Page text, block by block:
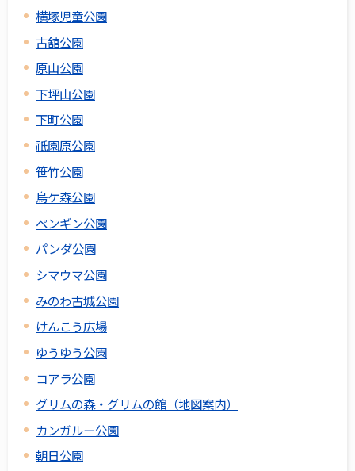
横塚児童公園
古舘公園
原山公園
下坪山公園
下町公園
祇園原公園
笹竹公園
烏ケ森公園
ペンギン公園
パンダ公園
シマウマ公園
みのわ古城公園
けんこう広場
ゆうゆう公園
コアラ公園
グリムの森・グリムの館（地図案内）
カンガルー公園
朝日公園